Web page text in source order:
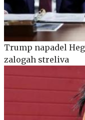
Trump napadel
zalogah streliva